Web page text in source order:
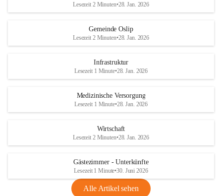
Lesezeit 2 Minuten•28. Jan. 2026
Gemeinde Oslip
Lesezeit 2 Minuten•28. Jan. 2026
Infrastruktur
Lesezeit 1 Minute•28. Jan. 2026
Medizinische Versorgung
Lesezeit 1 Minute•28. Jan. 2026
Wirtschaft
Lesezeit 2 Minuten•28. Jan. 2026
Gästezimmer - Unterkünfte
Lesezeit 1 Minute•30. Juni 2026
Alle Artikel sehen